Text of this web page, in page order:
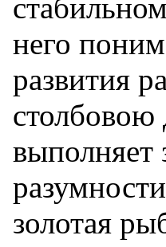
него
развития
столбовою
выполняет
золотая